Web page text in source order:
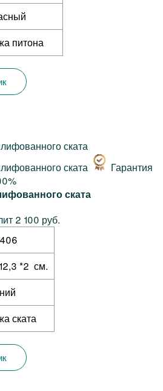
питона
Гарантия
ската
2 100 руб.
*2 см.
ската